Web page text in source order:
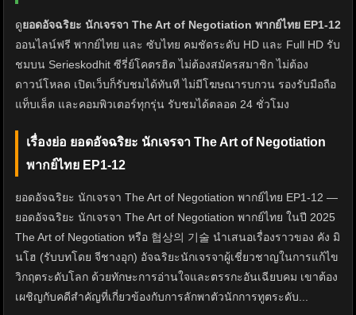
ดูยอดอัจฉริยะ นักเจรจา The Art of Negotiation พากย์ไทย EP1-12
ออนไลน์ฟรี พากย์ไทย และ ซับไทย คมชัดระดับ HD และ Full HD รับ
ชมบน Serieskodhit ซีรี่ย์โคตรฮิต ไม่ต้องสมัครสมาชิก ไม่ต้อง
ดาวน์โหลด เปิดเว็บก็รับชมได้ทันที ไม่มีโฆษณารบกวน รองรับมือถือ
แท็บเล็ต และคอมพิวเตอร์ทุกรุ่น รับชมได้ตลอด 24 ชั่วโมง
เรื่องย่อ ยอดอัจฉริยะ นักเจรจา The Art of Negotiation
พากย์ไทย EP1-12
ยอดอัจฉริยะ นักเจรจา The Art of Negotiation พากย์ไทย EP1-12 —
ยอดอัจฉริยะ นักเจรจา The Art of Negotiation พากย์ไทย ในปี 2025
The Art of Negotiation หรือ 협상의 기술 นำเสนอเรื่องราวของ คัง มิ
นโฮ (รับบทโดย จีชางอุก) อัจฉริยะนักเจรจาผู้เชี่ยวชาญในการแก้ไข
วิกฤตระดับโลก ด้วยทักษะการอ่านใจและตรรกะอันเฉียบคม เขาต้อง
เผชิญกับคดีสำคัญที่เกี่ยวข้องกับการลักพาตัวนักการทูตระดับ...